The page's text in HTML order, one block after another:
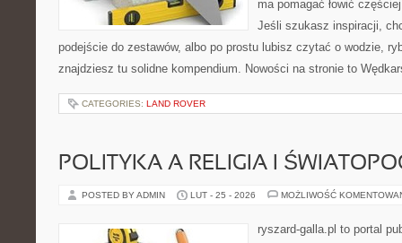
ma pomagać łowić
Jeśli szukasz inspiracji,
podejście do zestawów, albo po prostu lubisz czytać o wodzie,
znajdziesz tu solidne kompendium. Nowości na stronie to
CATEGORIES: LAND ROVER
POLITYKA A RELIGIA I
POSTED BY ADMIN LUT - 25 - 2026 MOŻLIWOŚĆ
ryszard-galla.pl to portal